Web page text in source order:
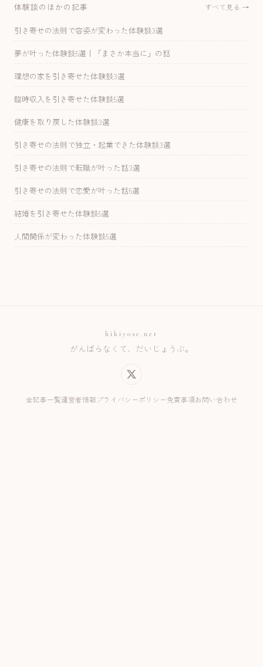
体験談のほかの記事 すべて見る →
引き寄せの法則で容姿が変わった体験談3選
夢が叶った体験談5選｜「まさか本当に」の話
理想の家を引き寄せた体験談3選
臨時収入を引き寄せた体験談5選
健康を取り戻した体験談3選
引き寄せの法則で独立・起業できた体験談3選
引き寄せの法則で転職が叶った話3選
引き寄せの法則で恋愛が叶った話5選
結婚を引き寄せた体験談5選
人間関係が変わった体験談5選
hikiyose.net
がんばらなくて、だいじょうぶ。
全記事一覧運営者情報 プライバシーポリシー免責事項お問い合わせ